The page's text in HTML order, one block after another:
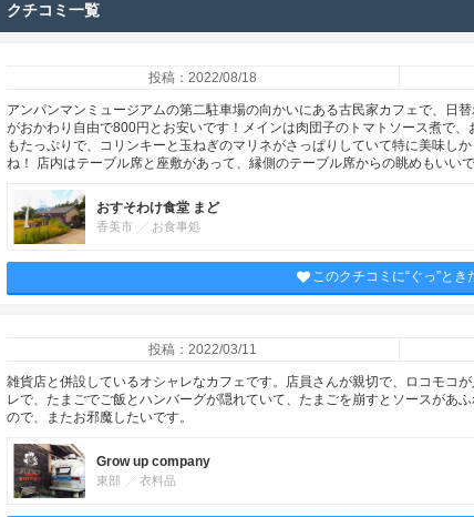
クチコミ一覧
投稿：2022/08/18
アンパンマンミュージアムの第二駐車場の向かいにある古民家カフェで、日
がおかわり自由で800円とお安いです！メインは肉団子のトマトソース煮で
もたっぷりで、コリンキーと玉ねぎのマリネがさっぱりしていて特に美味し
ね！ 店内はテーブル席と座敷があって、縁側のテーブル席からの眺めもいい
おすそわけ食堂 まど
香美市 お食事処
このクチコミに“ぐっ”とき
投稿：2022/03/11
雑貨店と併設しているオシャレなカフェです。店員さんが親切で、ロコモコ
レで、たまごでご飯とハンバーグが隠れていて、たまごを崩すとソースがあ
ので、またお邪魔したいです。
Grow up company
東部 衣料品